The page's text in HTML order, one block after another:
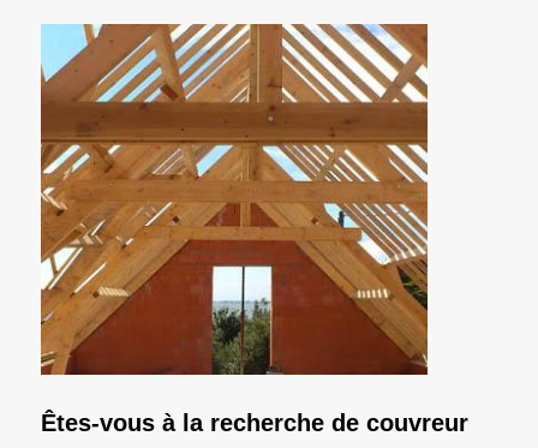
Êtes-vous à la recherche de couvreur